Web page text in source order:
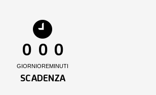
0
GIORNI
0
ORE
0
MINUTI
SCADENZA